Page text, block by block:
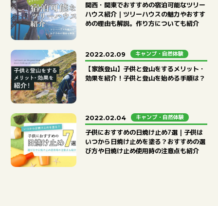
関西・関東でおすすめの宿泊可能なツリー
ハウス紹介｜ツリーハウスの魅力やおすす
めの理由も解説。作り方についても紹介
2022.02.09 キャンプ・自然体験
【家族登山】子供と登山をするメリット・
効果を紹介！子供と登山を始める手順は？
2022.02.04 キャンプ・自然体験
子供におすすめの日焼け止め7選｜子供は
いつから日焼け止めを塗る？おすすめの選
び方や日焼け止め使用時の注意点も紹介